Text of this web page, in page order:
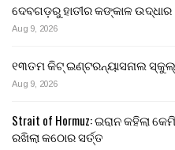
ଦେବଗଡ଼ରୁ ହାତୀର କଙ୍କାଳ ଉଦ୍ଧାର
Aug 9, 2026
୧୩ତମ କିଟ୍ ଇଣ୍ଟରନ୍ୟାସନାଲ ସ୍କୁଲ୍
Aug 9, 2026
Strait of Hormuz: ଇରାନ କହିଲା
ରଖିଲା କଠୋର ସର୍ତ୍ତ